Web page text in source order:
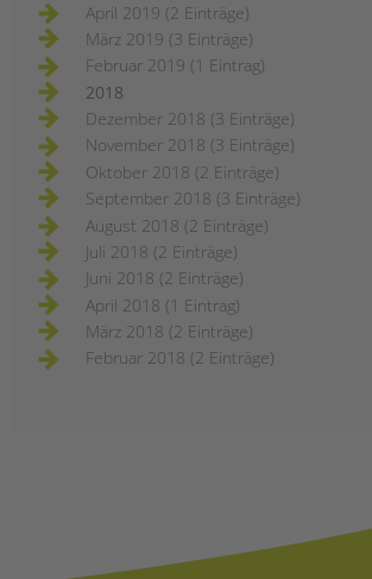
April 2019 (2 Einträge)
März 2019 (3 Einträge)
Februar 2019 (1 Eintrag)
2018
Dezember 2018 (3 Einträge)
November 2018 (3 Einträge)
Oktober 2018 (2 Einträge)
September 2018 (3 Einträge)
August 2018 (2 Einträge)
Juli 2018 (2 Einträge)
Juni 2018 (2 Einträge)
April 2018 (1 Eintrag)
März 2018 (2 Einträge)
Februar 2018 (2 Einträge)